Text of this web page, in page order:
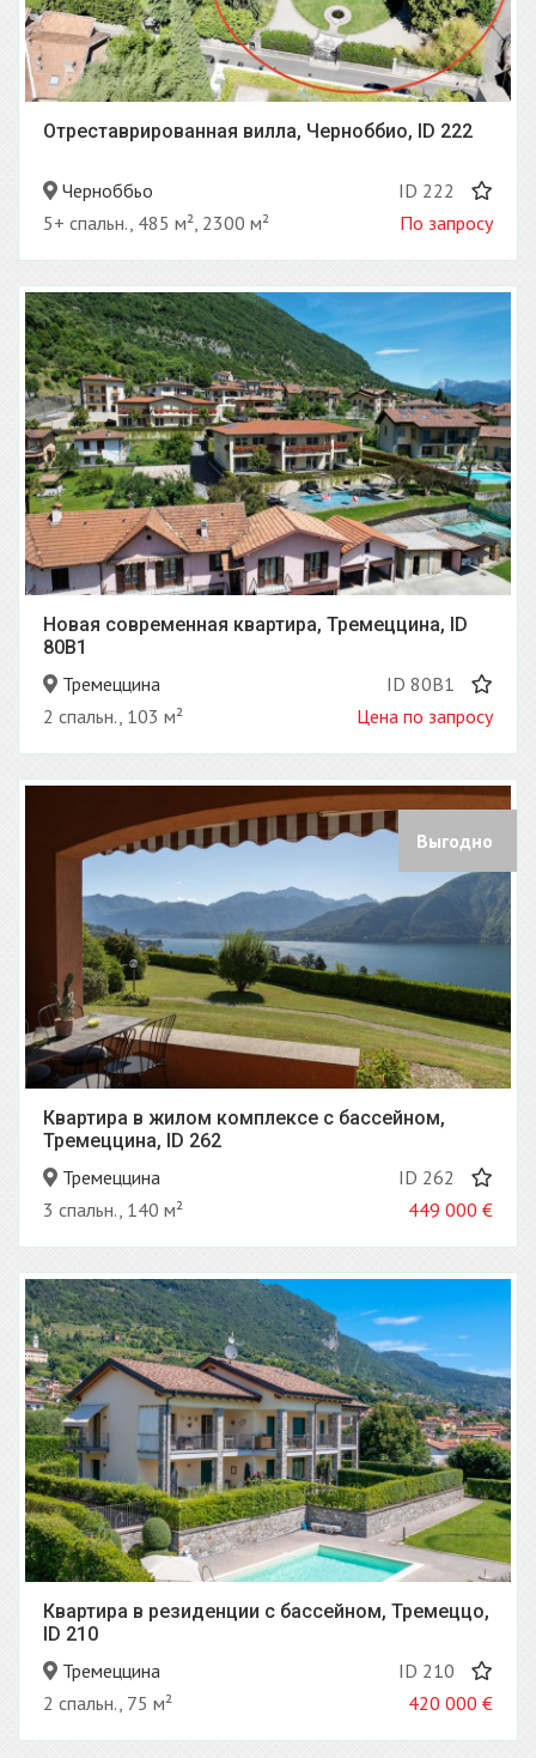
Отреставрированная вилла, Черноббио, ID 222
Черноббьо
ID 222
5+ спальн., 485 м², 2300 м²
По запросу
Новая современная квартира, Тремеццина, ID
80B1
Тремеццина
ID 80B1
2 спальн., 103 м²
Цена по запросу
Выгодно
Квартира в жилом комплексе с бассейном,
Тремеццина, ID 262
Тремеццина
ID 262
3 спальн., 140 м²
449 000 €
Квартира в резиденции с бассейном, Тремеццо,
ID 210
Тремеццина
ID 210
2 спальн., 75 м²
420 000 €